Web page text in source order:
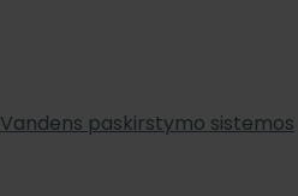
Vandens paskirstymo sistemos